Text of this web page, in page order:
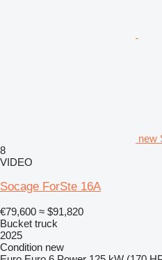
new
8
VIDEO
Socage ForSte 16A
€79,600 ≈ $91,820
Bucket truck
2025
Condition new